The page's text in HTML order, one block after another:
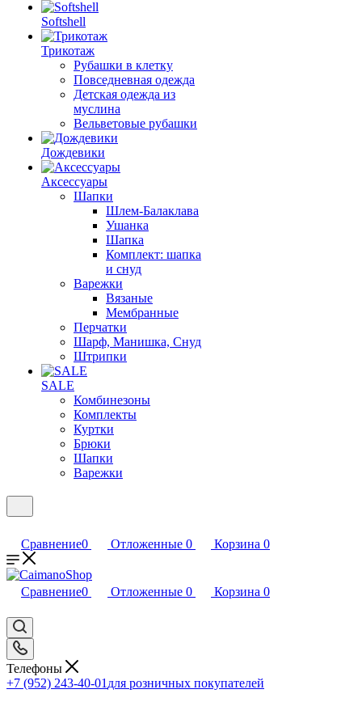
Softshell
Трикотаж
Рубашки в клетку
Повседневная одежда
Детская одежда из
муслина
Вельветовые рубашки
Дождевики
Аксессуары
Шапки
Шлем-Балаклава
Ушанка
Шапка
Комплект: шапка
и снуд
Варежки
Вязаные
Мембранные
Перчатки
Шарф, Манишка, Снуд
Штрипки
SALE
Комбинезоны
Комплекты
Куртки
Брюки
Шапки
Варежки
Сравнение0 Отложенные 0 Корзина 0
Сравнение0 Отложенные 0 Корзина 0
Телефоны
+7 (952) 243-40-01 для розничных покупателей